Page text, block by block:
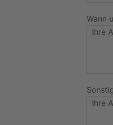
Wann